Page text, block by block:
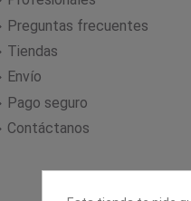
Preguntas frecuentes
Tiendas
Envío
Pago seguro
Contáctanos